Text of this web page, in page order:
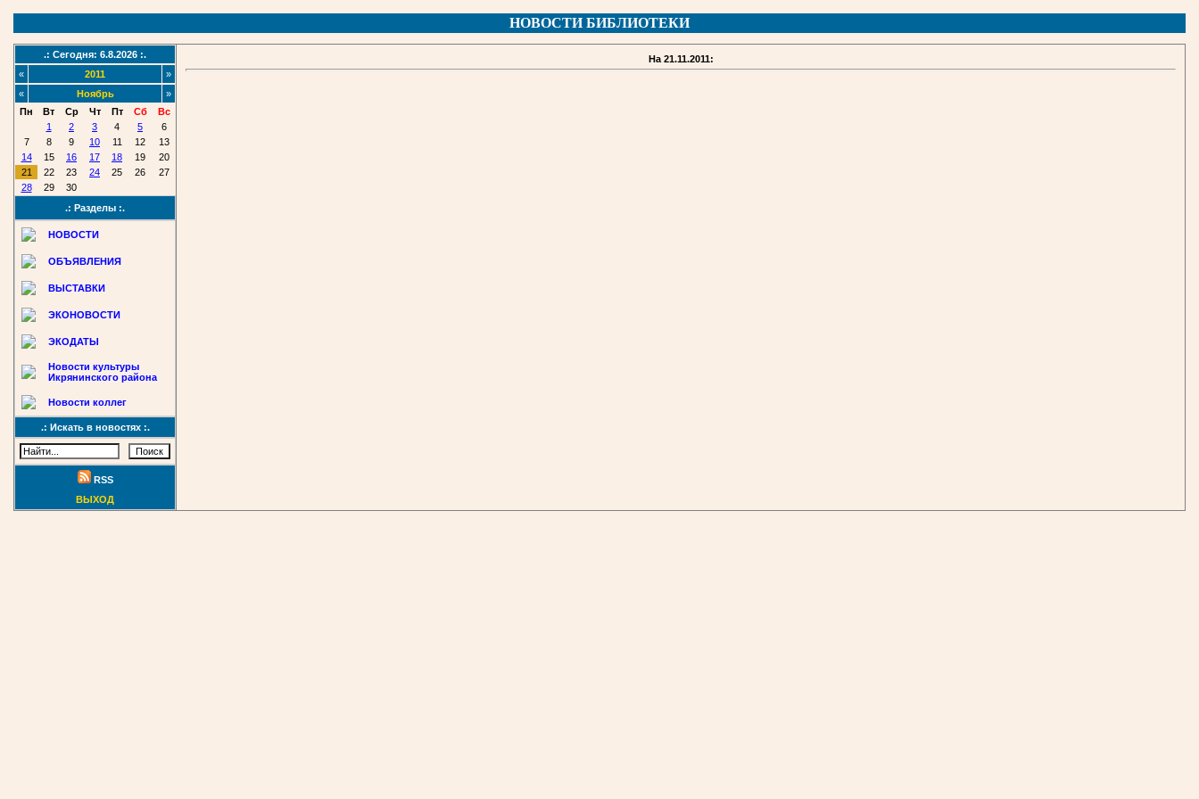
НОВОСТИ БИБЛИОТЕКИ
.: Сегодня: 6.8.2026 :.
«
2011
»
«
Ноябрь
»
Пн
Вт Ср Чт Пт Сб
Вс
1
2 3 4 5
6
7
8 9 10 11 12
13
14
15 16 17 18 19
20
21
22 23 24 25 26
27
28
29
30
.: Разделы :.
НОВОСТИ
ОБЪЯВЛЕНИЯ
ВЫСТАВКИ
ЭКОНОВОСТИ
ЭКОДАТЫ
Новости культуры
Икрянинского района
Новости коллег
.: Искать в новостях :.
RSS
ВЫХОД
На 21.11.2011: